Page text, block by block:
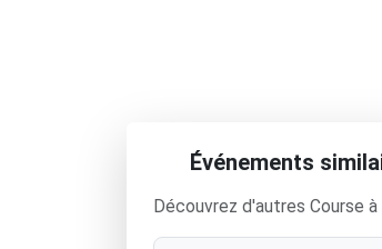
Événements
Découvrez d'autres Course